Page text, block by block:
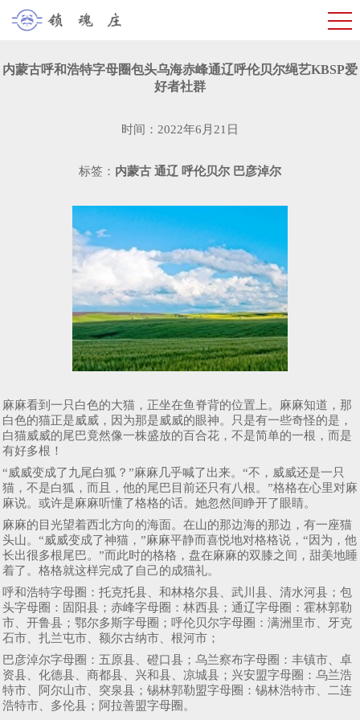
内蒙古呼和浩特字母圈包头乌海赤峰通辽呼伦贝尔绳艺KBSP爱
好者社群
时间：2022年6月21日
标签： 内蒙古 通辽 呼伦贝尔 巴彦淖尔
麻麻看到一只白色的大猫，正坐在鱼脊背的位置上。麻麻知道，那
白色的猫正是威威，因为那是威威的眼神。只是有一些奇怪的是，
白猫威威的尾巴竟然像一株盛放的百合花，不是简单的一根，而是
有好多根！
“威威变成了九尾白狐？”麻麻几乎喊了出来。“不，威威还是一只
猫，不是白狐，而且，他的尾巴目前还只有八根。”格格在心里对麻
麻说。或许是麻麻听懂了格格的话。她忽然间睁开了眼睛。
麻麻的目光望着西北方向的海面。在山的那边海的那边，有一座猫
头山。“威威变成了神猫，”麻麻平静而喜悦地对格格说，“因为，他
长出很多根尾巴。”而此时的格格，盘在麻麻的双膝之间，甜美地睡
着了。格格就这样完成了自己的成猫礼。
呼和浩特字母圈：托克托县、和林格尔县、武川县、清水河县；包
头字母圈：固阳县；赤峰字母圈：林西县；通辽字母圈：霍林郭勒
市、开鲁县；鄂尔多斯字母圈；呼伦贝尔字母圈：满洲里市、牙克
石市、扎兰屯市、额尔古纳市、根河市；
巴彦淖尔字母圈：五原县、磴口县；乌兰察布字母圈：丰镇市、卓
资县、化德县、商都县、兴和县、凉城县；兴安盟字母圈：乌兰浩
特市、阿尔山市、突泉县；锡林郭勒盟字母圈：锡林浩特市、二连
浩特市、多伦县；阿拉善盟字母圈。